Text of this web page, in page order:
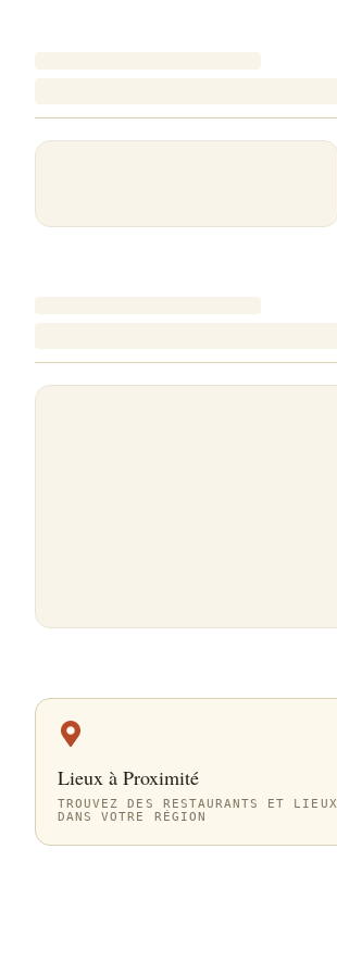
Lieux à Proximité
TROUVEZ DES RESTAURANTS ET LIEUX
DANS VOTRE RÉGION